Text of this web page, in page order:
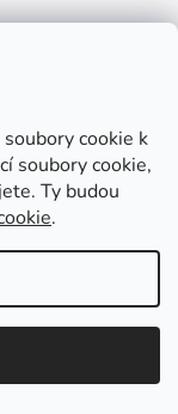
cookie k
soubory cookie,
Ty budou
.
práva